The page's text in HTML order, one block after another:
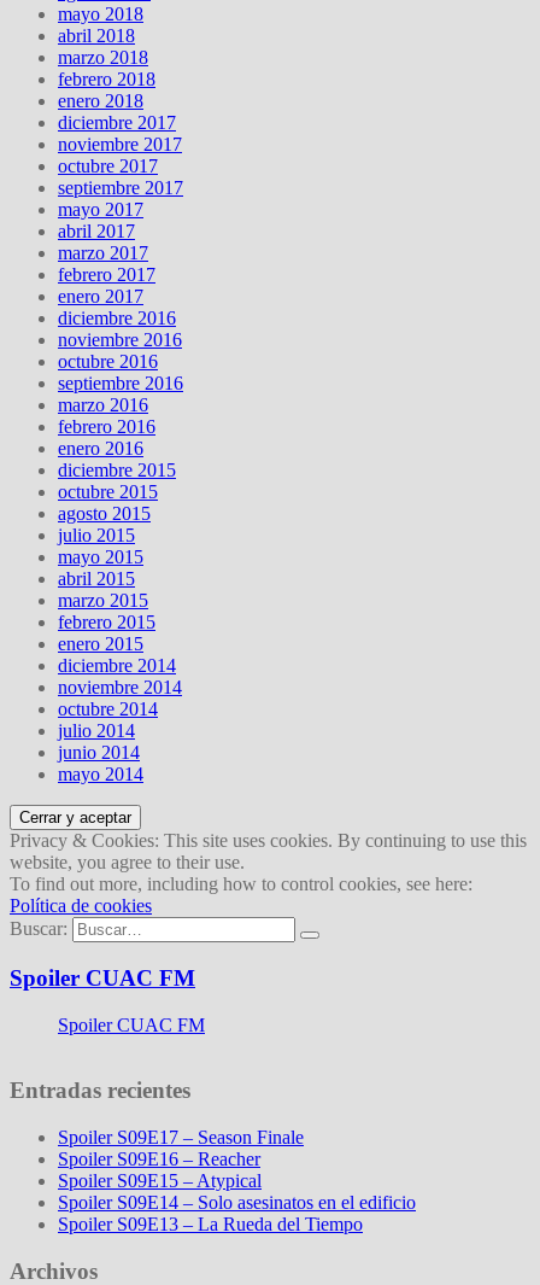
mayo 2018
abril 2018
marzo 2018
febrero 2018
enero 2018
diciembre 2017
noviembre 2017
octubre 2017
septiembre 2017
mayo 2017
abril 2017
marzo 2017
febrero 2017
enero 2017
diciembre 2016
noviembre 2016
octubre 2016
septiembre 2016
marzo 2016
febrero 2016
enero 2016
diciembre 2015
octubre 2015
agosto 2015
julio 2015
mayo 2015
abril 2015
marzo 2015
febrero 2015
enero 2015
diciembre 2014
noviembre 2014
octubre 2014
julio 2014
junio 2014
mayo 2014
Privacy & Cookies: This site uses cookies. By continuing to use this
website, you agree to their use.
To find out more, including how to control cookies, see here:
Política de cookies
Buscar:
Spoiler CUAC FM
Spoiler CUAC FM
Entradas recientes
Spoiler S09E17 – Season Finale
Spoiler S09E16 – Reacher
Spoiler S09E15 – Atypical
Spoiler S09E14 – Solo asesinatos en el edificio
Spoiler S09E13 – La Rueda del Tiempo
Archivos